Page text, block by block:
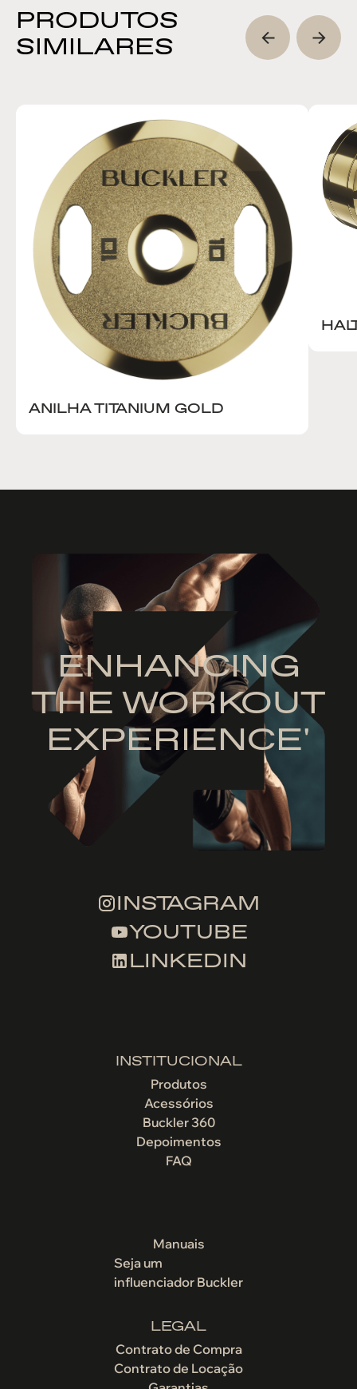
PRODUTOS
SIMILARES
ANILHA TITANIUM GOLD
INSTAGRAM
YOUTUBE
LINKEDIN
ENHANCING
THE WORKOUT
EXPERIENCE'
INSTITUCIONAL
Produtos
Acessórios
Buckler 360
Depoimentos
FAQ
Manuais
Seja um
influenciador Buckler
LEGAL
Contrato de Compra
Contrato de Locação